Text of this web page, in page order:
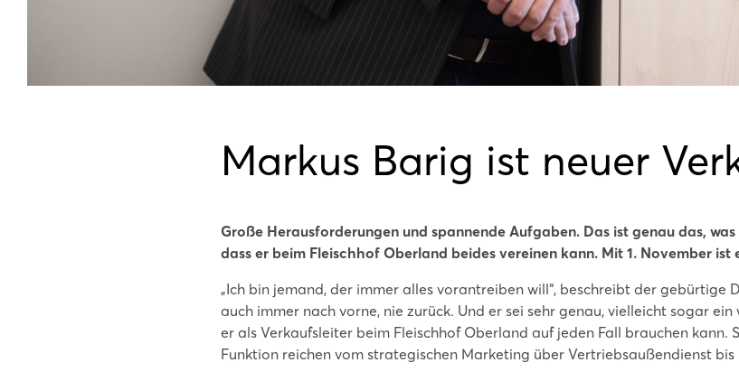
Markus Barig ist neuer
Große Herausforderungen und spannende Aufgaben. Das ist genau das,
dass er beim Fleischhof Oberland beides vereinen kann. Mit 1. November
„Ich bin jemand, der immer alles vorantreiben will“, beschreibt der gebürtige
auch immer nach vorne, nie zurück. Und er sei sehr genau, vielleicht sogar
er als Verkaufsleiter beim Fleischhof Oberland auf jeden Fall brauchen kann.
Funktion reichen vom strategischen Marketing über Vertriebsaußendienst